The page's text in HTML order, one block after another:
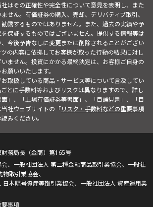
はその正確性や完全性について意見を表明し、また
せん。有価証券の購入、売却、デリバティブ取引、
誘するものではありません。また、過去の実績や予
保証するものではございません。提供する情報等は
今後予告なしに変更または削除されることがござい
の内容に依拠してお客様が取った行動の結果に対し
ません。投資にかかる最終決定は、お客様ご自身の
願いいたします。
取扱している商品・サービス等について言及してい
とに手数料等およびリスクは異なりますので、詳し
」、「上場有価証券等書面」、「目論見書」、「目
社ウェブサイトの「リスク・手数料などの重要事項
みください。
務局長（金商）第165号
、一般社団法人 第二種金融商品取引業協会、一般社
取引業協会、
日本暗号資産等取引業協会、一般社団法人 資産運用業
要事項